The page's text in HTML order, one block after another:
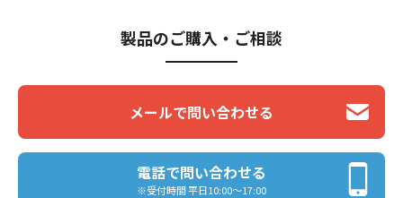
製品のご購入・ご相談
メールで問い合わせる
電話で問い合わせる
※受付時間 平日10:00〜17:00